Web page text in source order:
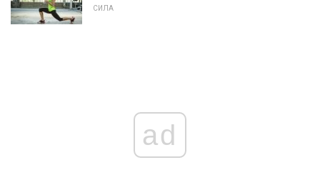
СИЛА
ad